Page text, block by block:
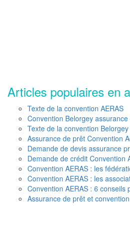
Articles populaires en
Texte de la convention AERAS
Convention Belorgey
Texte de la convention Belorgey
Assurance de prêt Convention
Demande de devis assurance
Demande de crédit Convention
Convention AERAS : les
Convention AERAS : les
Convention AERAS : 6 conseils
Assurance de prêt et